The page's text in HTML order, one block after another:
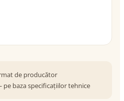
de producător
baza specificațiilor tehnice